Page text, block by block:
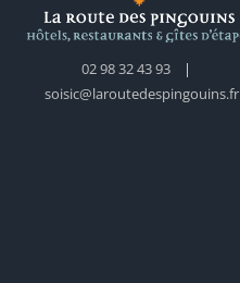
02 98 32 43 93 |
soisic@laroutedespingouins.fr